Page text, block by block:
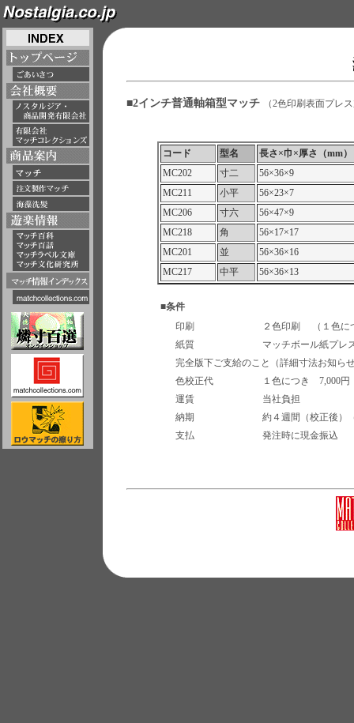
■2インチ普通軸箱型マッチ （2色印刷表面プレ
コード 型名
長さ×巾×厚さ（mm）
MC202
寸二
56×36×9
MC211
小平
56×23×7
MC206
寸六
56×47×9
MC218
角
56×17×17
MC201
並
56×36×16
MC217
中平 56×36×13
■条件
印刷
２色印刷 （１色に
紙質
マッチボール紙プ
完全版下ご支給のこと（詳細寸法お知ら
色校正代
１色につき 7,000円
運賃
当社負担
納期
約４週間（校正後）
支払
発注時に現金振込